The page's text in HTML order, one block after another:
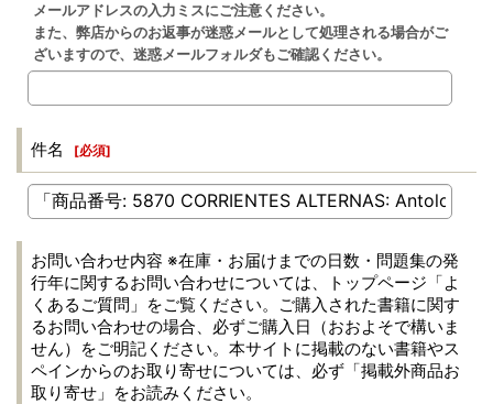
メールアドレスの入力ミスにご注意ください。
また、弊店からのお返事が迷惑メールとして処理される場合がご
ざいますので、迷惑メールフォルダもご確認ください。
件名 [必須]
お問い合わせ内容 ※在庫・お届けまでの日数・問題集の発
行年に関するお問い合わせについては、トップページ「よ
くあるご質問」をご覧ください。ご購入された書籍に関す
るお問い合わせの場合、必ずご購入日（おおよそで構いま
せん）をご明記ください。本サイトに掲載のない書籍やス
ペインからのお取り寄せについては、必ず「掲載外商品お
取り寄せ」をお読みください。